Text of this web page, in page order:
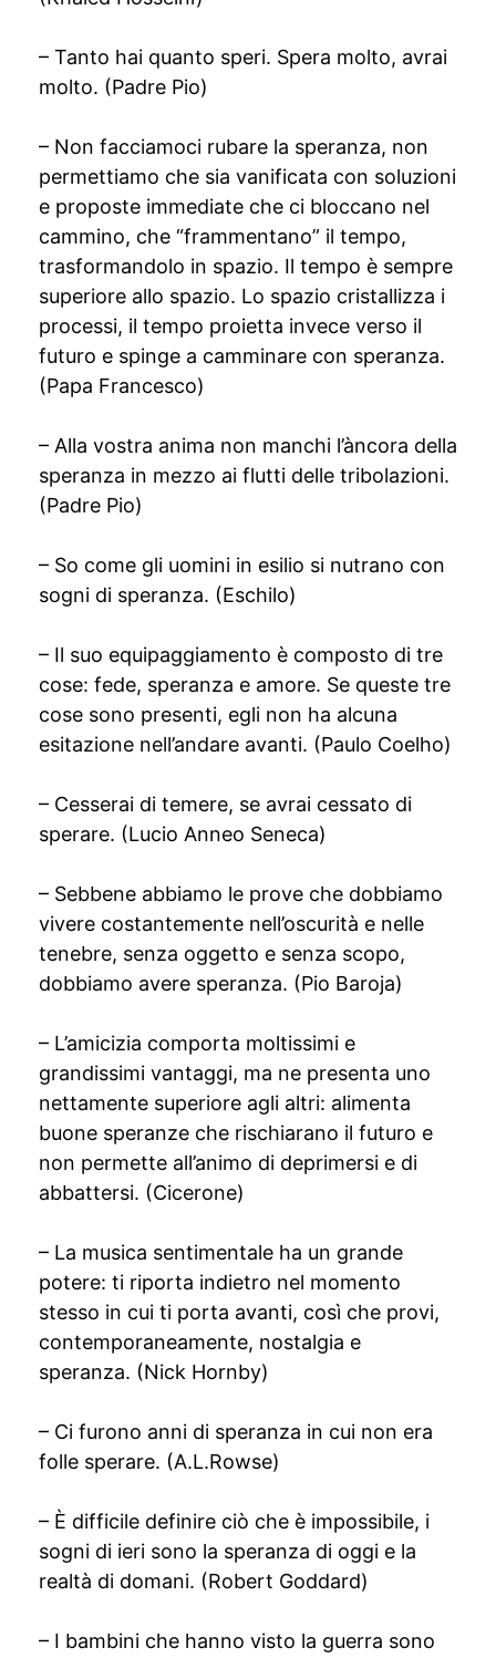
– Tanto hai quanto speri. Spera molto, avrai
molto. (Padre Pio)
– Non facciamoci rubare la speranza, non
permettiamo che sia vanificata con soluzioni
e proposte immediate che ci bloccano nel
cammino, che “frammentano” il tempo,
trasformandolo in spazio. Il tempo è sempre
superiore allo spazio. Lo spazio cristallizza i
processi, il tempo proietta invece verso il
futuro e spinge a camminare con speranza.
(Papa Francesco)
– Alla vostra anima non manchi l’àncora della
speranza in mezzo ai flutti delle tribolazioni.
(Padre Pio)
– So come gli uomini in esilio si nutrano con
sogni di speranza. (Eschilo)
– Il suo equipaggiamento è composto di tre
cose: fede, speranza e amore. Se queste tre
cose sono presenti, egli non ha alcuna
esitazione nell’andare avanti. (Paulo Coelho)
– Cesserai di temere, se avrai cessato di
sperare. (Lucio Anneo Seneca)
– Sebbene abbiamo le prove che dobbiamo
vivere costantemente nell’oscurità e nelle
tenebre, senza oggetto e senza scopo,
dobbiamo avere speranza. (Pio Baroja)
– L’amicizia comporta moltissimi e
grandissimi vantaggi, ma ne presenta uno
nettamente superiore agli altri: alimenta
buone speranze che rischiarano il futuro e
non permette all’animo di deprimersi e di
abbattersi. (Cicerone)
– La musica sentimentale ha un grande
potere: ti riporta indietro nel momento
stesso in cui ti porta avanti, così che provi,
contemporaneamente, nostalgia e
speranza. (Nick Hornby)
– Ci furono anni di speranza in cui non era
folle sperare. (A.L.Rowse)
– È difficile definire ciò che è impossibile, i
sogni di ieri sono la speranza di oggi e la
realtà di domani. (Robert Goddard)
– I bambini che hanno visto la guerra sono